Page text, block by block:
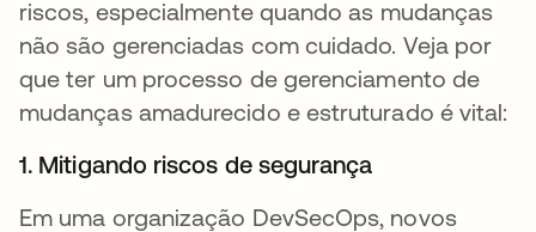
riscos, especialmente quando as mudanças
não são gerenciadas com cuidado. Veja por
que ter um processo de gerenciamento de
mudanças amadurecido e estruturado é vital:
1. Mitigando riscos de segurança
Em uma organização DevSecOps, novos